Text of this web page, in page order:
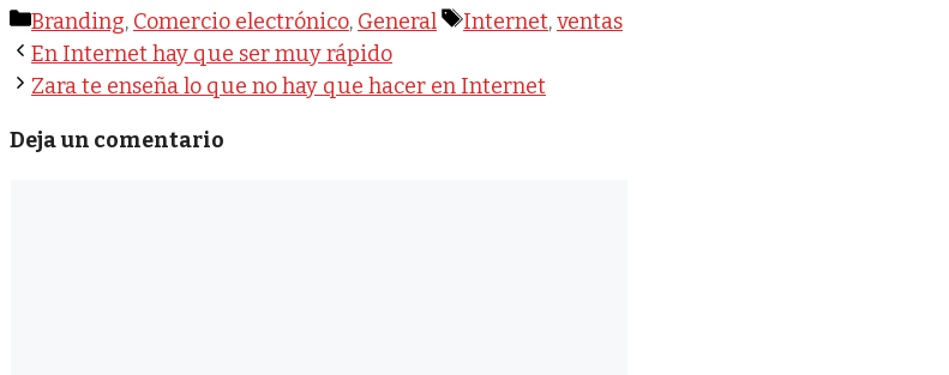
Categorías
Branding, Comercio electrónico, General Etiquetas
Internet,ventas
En Internet hay que ser muy rápido
Zara te enseña lo que no hay que hacer en Internet
Deja un comentario